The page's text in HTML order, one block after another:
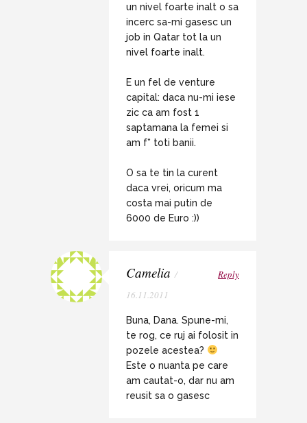
un nivel foarte inalt o sa
incerc sa-mi gasesc un
job in Qatar tot la un
nivel foarte inalt.
E un fel de venture
capital: daca nu-mi iese
zic ca am fost 1
saptamana la femei si
am f* toti banii.
O sa te tin la curent
daca vrei, oricum ma
costa mai putin de
6000 de Euro :))
Camelia /
16.11.2011
Reply
Buna, Dana. Spune-mi,
te rog, ce ruj ai folosit in
pozele acestea?
Este o nuanta pe care
am cautat-o, dar nu am
reusit sa o gasesc